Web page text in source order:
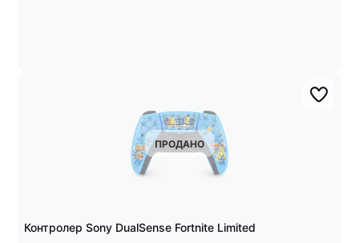
ПРОДАНО
Контролер Sony DualSense Fortnite Limited